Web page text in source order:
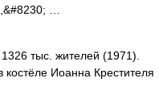
…
тыс. жителей (1971).
Иоанна Крестителя